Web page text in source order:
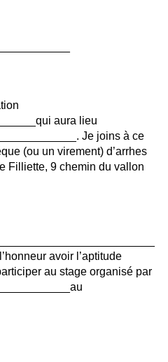
aura lieu
Je joins à ce
(ou un virement) d’arrhes
Filliette, 9 chemin du vallon
avoir l’aptitude
au stage organisé par